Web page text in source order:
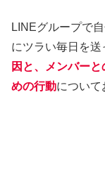
LINEグループで
にツラい毎日を
因と、メンバー
めの行動について